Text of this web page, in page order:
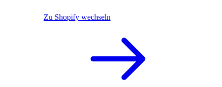
Zu Shopify wechseln